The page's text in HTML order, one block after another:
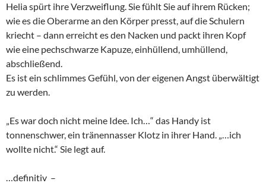
Helia spürt ihre Verzweiflung. Sie fühlt Sie auf ihrem Rücken;
wie es die Oberarme an den Körper presst, auf die Schulern
kriecht – dann erreicht es den Nacken und packt ihren Kopf
wie eine pechschwarze Kapuze, einhüllend, umhüllend,
abschließend.
Es ist ein schlimmes Gefühl, von der eigenen Angst überwältigt
zu werden.
„Es war doch nicht meine Idee. Ich…“ das Handy ist
tonnenschwer, ein tränennasser Klotz in ihrer Hand. „…ich
wollte nicht.“ Sie legt auf.
…definitiv –